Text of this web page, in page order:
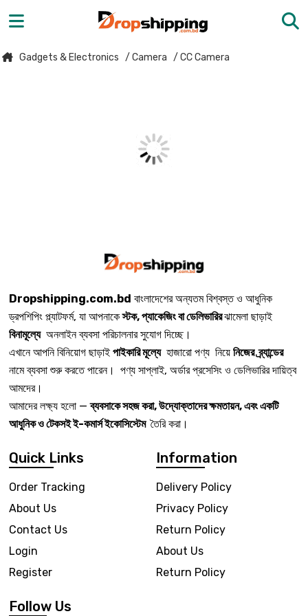
Gadgets & Electronics / Camera / CC Camera
Dropshipping.com.bd বাংলাদেশের অন্যতম বিশ্বস্ত ও আধুনিক
ড্রপশিপিং প্ল্যাটফর্ম, যা আপনাকেস্টক, প্যাকেজিং বা ডেলিভারিরঝামেলা ছাড়াই
বিনামূল্যেঅনলাইন ব্যবসা পরিচালনার সুযোগ দিচ্ছে।
এখানে আপনি বিনিয়োগ ছাড়াই পাইকারি মূল্যেহাজারো পণ্য নিয়ে নিজের ব্র্যান্ডের
নামে ব্যবসা শুরু করতে পারেন। পণ্য সাপ্লাই, অর্ডার প্রসেসিং ও ডেলিভারির দায়িত্ব
আমদের।
আমাদের লক্ষ্য হলো —ব্যবসাকে সহজ করা, উদ্যোক্তাদের ক্ষমতায়ন, এবং একটি
আধুনিক ও টেকসই ই-কমার্স ইকোসিস্টেম তৈরি করা।
Quick Links
Order Tracking
About Us
Contact Us
Login
Register
Information
Delivery Policy
Privacy Policy
Return Policy
About Us
Return Policy
Follow Us